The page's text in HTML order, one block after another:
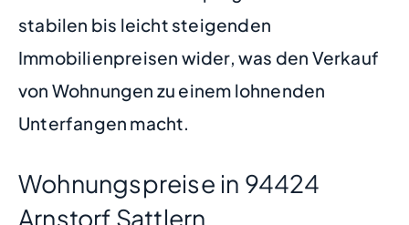
stabilen bis leicht steigenden
Immobilienpreisen wider, was den Verkauf
von Wohnungen zu einem lohnenden
Unterfangen macht.
Wohnungspreise in 94424
Arnstorf Sattlern